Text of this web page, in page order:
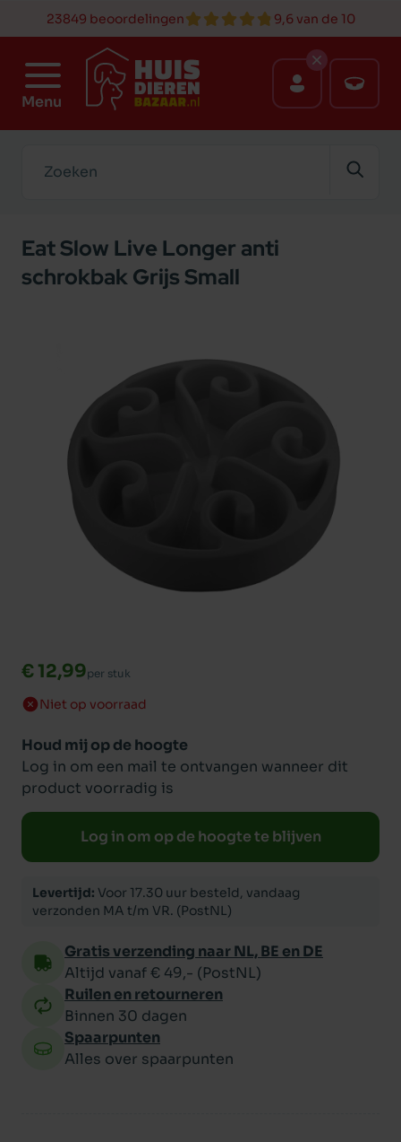
23849 beoordelingen 9,6 van de 10
Menu
Eat Slow Live Longer anti
schrokbak Grijs Small
€ 12,99per stuk
Niet op voorraad
Houd mij op de hoogte
Log in om een mail te ontvangen wanneer dit
product voorradig is
Log in om op de hoogte te blijven
Levertijd: Voor 17.30 uur besteld, vandaag
verzonden MA t/m VR. (PostNL)
Gratis verzending naar NL, BE en DE
Altijd vanaf € 49,- (PostNL)
Ruilen en retourneren
Binnen 30 dagen
Spaarpunten
Alles over spaarpunten